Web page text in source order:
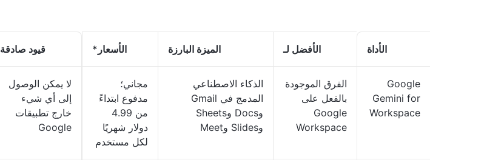
الأداة الأفضل لـ الميزة البارزة الأسعار* قيود صادقة
Google
Gemini for
Workspace
الفرق الموجودة
بالفعل على
Google
Workspace
الذكاء الاصطناعي
المدمج في Gmail
وDocs وSheets
وSlides وMeet
مجاني؛
مدفوع ابتداءً
من 4.99
دولار شهريًا
لكل مستخدم
لا يمكن الوصول
إلى أي شيء
خارج تطبيقات
Google